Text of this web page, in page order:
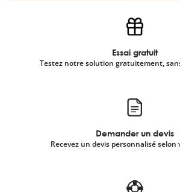
Essai gratuit
Testez notre solution gratuitement,
Demander un devis
Recevez un devis personnalisé selon